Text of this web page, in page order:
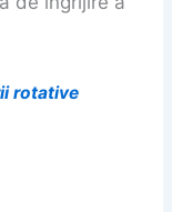
rotative